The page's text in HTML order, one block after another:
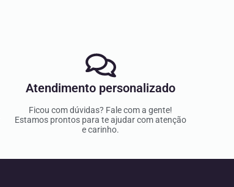
Atendimento personalizado
Ficou com dúvidas? Fale com a gente!
Estamos prontos para te ajudar com atenção
e carinho.